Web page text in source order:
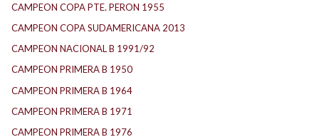
CAMPEON COPA PTE. PERON 1955
CAMPEON COPA SUDAMERICANA 2013
CAMPEON NACIONAL B 1991/92
CAMPEON PRIMERA B 1950
CAMPEON PRIMERA B 1964
CAMPEON PRIMERA B 1971
CAMPEON PRIMERA B 1976